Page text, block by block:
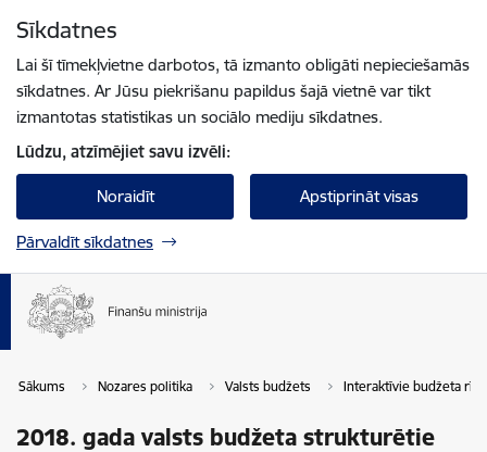
Sīkdatnes
Lai šī tīmekļvietne darbotos, tā izmanto obligāti nepieciešamās
sīkdatnes. Ar Jūsu piekrišanu papildus šajā vietnē var tikt
izmantotas statistikas un sociālo mediju sīkdatnes.
Lūdzu, atzīmējiet savu izvēli:
Noraidīt Apstiprināt visas
Pārvaldīt sīkdatnes
Sākums Nozares politika Valsts budžets Interaktīvie budžeta rīki
2018. gada valsts budžeta strukturētie